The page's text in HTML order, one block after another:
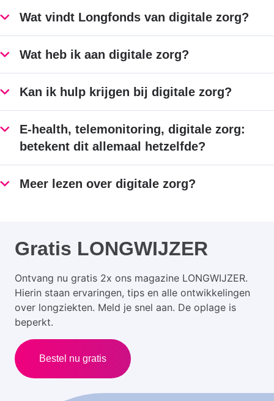
Wat vindt Longfonds van digitale zorg?
Wat heb ik aan digitale zorg?
Kan ik hulp krijgen bij digitale zorg?
E-health, telemonitoring, digitale zorg:
betekent dit allemaal hetzelfde?
Meer lezen over digitale zorg?
Gratis LONGWIJZER
Ontvang nu gratis 2x ons magazine LONGWIJZER.
Hierin staan ervaringen, tips en alle ontwikkelingen
over longziekten. Meld je snel aan. De oplage is
beperkt.
Bestel nu gratis